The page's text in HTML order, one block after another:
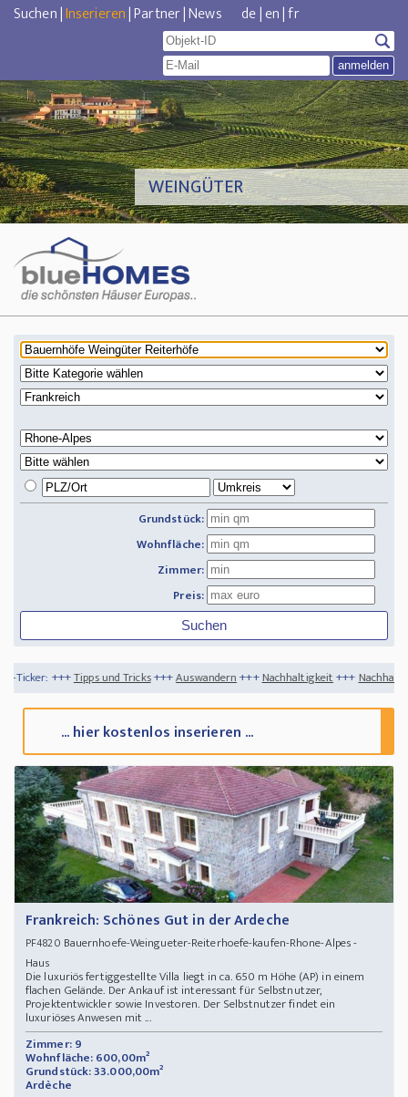
Suchen|Inserieren|Partner|News de|en|fr
WEINGÜTER
Grundstück:
Wohnfläche:
Zimmer:
Preis:
Tricks+++Auswandern+++Nachhaltigkeit+++Nachhaltiges Bauen 2021 -
... hier kostenlos inserieren ...
Frankreich: Schönes Gut in der Ardeche
PF4820 Bauernhoefe-Weingueter-Reiterhoefe-kaufen-Rhone-Alpes -
Haus
Die luxuriös fertiggestellte Villa liegt in ca. 650 m Höhe (AP) in einem
flachen Gelände. Der Ankauf ist interessant für Selbstnutzer,
Projektentwickler sowie Investoren. Der Selbstnutzer findet ein
luxuriöses Anwesen mit ...
Zimmer: 9
Wohnfläche: 600,00m²
Grundstück: 33.000,00m²
Ardèche